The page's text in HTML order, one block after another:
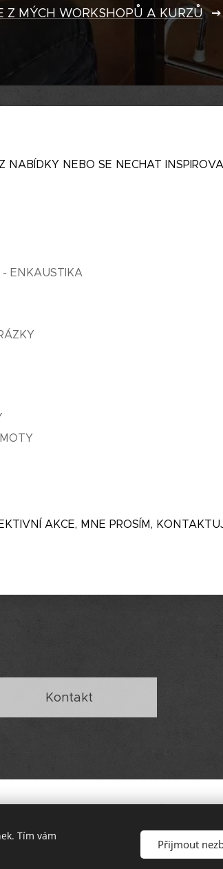
Z MÝCH WORKSHOPŮ A KURZŮ
NABÍDKY NEBO SE NECHAT
ENKAUSTIKA
AKCE, MNE PROSÍM,
Kontakt
420 702 158 327,používám také
obsah těchto stránek se vztahuje ochrana
Cookies
Tím vám
Přijmout